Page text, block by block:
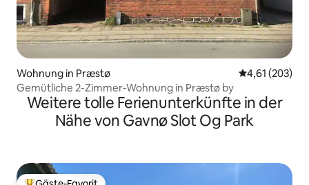
Wohnung in Præstø
4,61 (203)
Gemütliche 2-Zimmer-Wohnung in Præstø by
Weitere tolle Ferienunterkünfte in der
Nähe von Gavnø Slot Og Park